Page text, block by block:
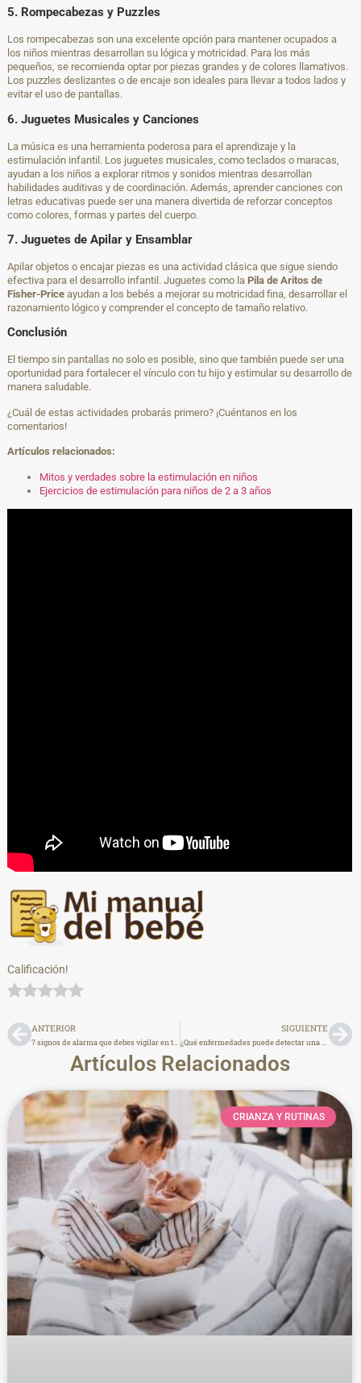
5. Rompecabezas y Puzzles
Los rompecabezas son una excelente opción para mantener ocupados a
los niños mientras desarrollan su lógica y motricidad. Para los más
pequeños, se recomienda optar por piezas grandes y de colores llamativos.
Los puzzles deslizantes o de encaje son ideales para llevar a todos lados y
evitar el uso de pantallas.
6. Juguetes Musicales y Canciones
La música es una herramienta poderosa para el aprendizaje y la
estimulación infantil. Los juguetes musicales, como teclados o maracas,
ayudan a los niños a explorar ritmos y sonidos mientras desarrollan
habilidades auditivas y de coordinación. Además, aprender canciones con
letras educativas puede ser una manera divertida de reforzar conceptos
como colores, formas y partes del cuerpo.
7. Juguetes de Apilar y Ensamblar
Apilar objetos o encajar piezas es una actividad clásica que sigue siendo
efectiva para el desarrollo infantil. Juguetes como la Pila de Aritos de
Fisher-Price ayudan a los bebés a mejorar su motricidad fina, desarrollar el
razonamiento lógico y comprender el concepto de tamaño relativo.
Conclusión
El tiempo sin pantallas no solo es posible, sino que también puede ser una
oportunidad para fortalecer el vínculo con tu hijo y estimular su desarrollo de
manera saludable.
¿Cuál de estas actividades probarás primero? ¡Cuéntanos en los
comentarios!
Artículos relacionados:
Mitos y verdades sobre la estimulación en niños
Ejercicios de estimulación para niños de 2 a 3 años
Calificación!
ANTERIOR
7 signos de alarma que debes vigilar en tu bebé
SIGUIENTE
¿Qué enfermedades puede detectar una ecografía Doppler en el embarazo?
Artículos Relacionados
CRIANZA Y RUTINAS